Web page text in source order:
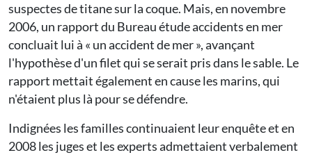
suspectes de titane sur la coque. Mais, en novembre
2006, un rapport du Bureau étude accidents en mer
concluait lui à « un accident de mer », avançant
l'hypothèse d'un filet qui se serait pris dans le sable. Le
rapport mettait également en cause les marins, qui
n'étaient plus là pour se défendre.
Indignées les familles continuaient leur enquête et en
2008 les juges et les experts admettaient verbalement